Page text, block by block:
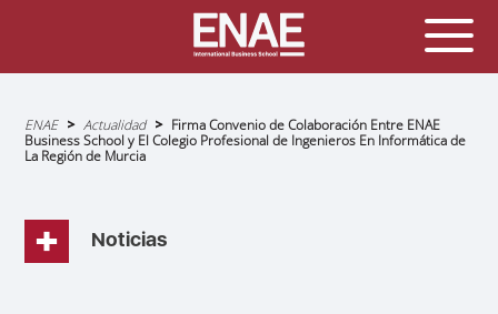
Sobrescribir
enlaces
de
ayuda
ENAE Actualidad
Firma Convenio de Colaboración Entre ENAE
Business School y El Colegio Profesional de Ingenieros En Informática de
La Región de Murcia
Noticias